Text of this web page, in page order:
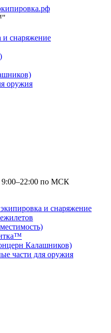
и снаряжение
оружия
по МСК
и снаряжение
Калашников)
части для оружия